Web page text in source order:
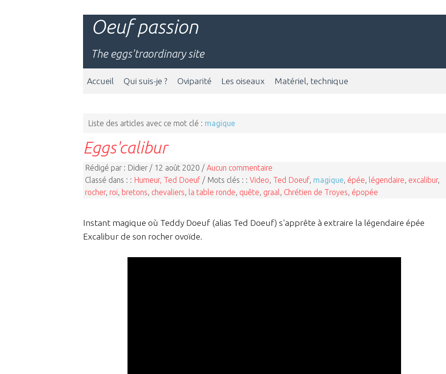
Oeuf passion
The eggs'traordinary site
Accueil Qui suis-je ? Oviparité Les oiseaux Matériel, technique
Liste des articles avec ce mot clé : magique
Eggs'calibur
Rédigé par : Didier / 12 août 2020 / Aucun commentaire
Classé dans : : Humeur, Ted Doeuf / Mots clés : : Video Ted Doeuf, magique épée légendaire excalibur,
rocher, roi bretons chevaliers la table ronde quête graal Chrétien de Troyes épopée
Instant magique où Teddy Doeuf (alias Ted Doeuf) s'apprête à extraire la légendaire épée
Excalibur de son rocher ovoïde.